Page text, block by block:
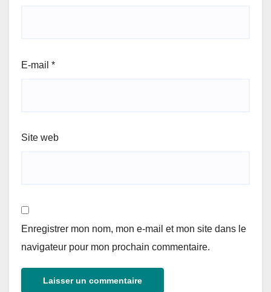
E-mail *
Site web
Enregistrer mon nom, mon e-mail et mon site dans le
navigateur pour mon prochain commentaire.